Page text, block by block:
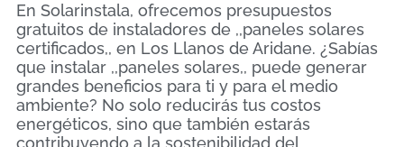
En Solarinstala, ofrecemos presupuestos
gratuitos de instaladores de ,,paneles solares
certificados,, en Los Llanos de Aridane. ¿Sabías
que instalar ,,paneles solares,, puede generar
grandes beneficios para ti y para el medio
ambiente? No solo reducirás tus costos
energéticos, sino que también estarás